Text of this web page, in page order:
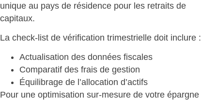
unique au pays de résidence pour les retraits de
capitaux.
La check-list de vérification trimestrielle doit inclure :
Actualisation des données fiscales
Comparatif des frais de gestion
Équilibrage de l’allocation d’actifs
Pour une optimisation sur-mesure de votre épargne